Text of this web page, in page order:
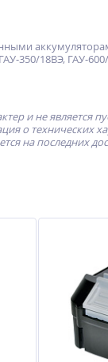
350/18ВЭ, ГАУ-
и не является
технических
на последних